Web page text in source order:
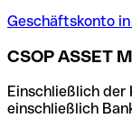
Geschäftskonto
CSOP ASSET
Einschließlich der
einschließlich